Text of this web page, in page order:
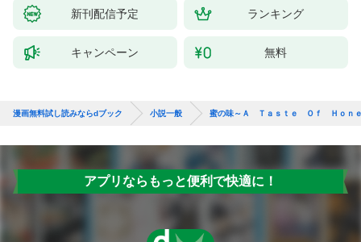
新刊配信予定 ランキング
キャンペーン 無料
漫画無料試し読みならdブック 小説一般 蜜の味～Ａ Ｔａｓｔｅ Ｏｆ Ｈｏｎ
アプリならもっと便利で快適に！